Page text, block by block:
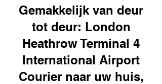
Gemakkelijk van deur
tot deur: London
Heathrow Terminal 4
International Airport
Courier naar uw huis,